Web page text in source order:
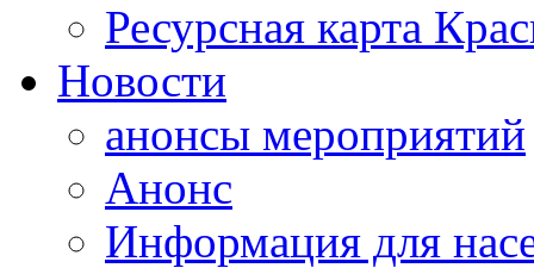
Ресурсная карта
Новости
анонсы мероприятий
Анонс
Информация для